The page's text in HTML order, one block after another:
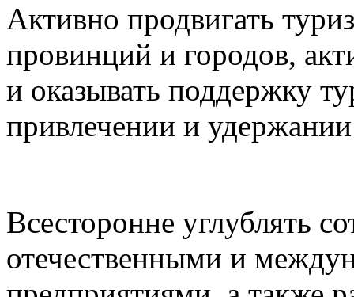
Активно продвигать
провинций и городов,
и оказывать поддержку
привлечении и
Всесторонне углублять
отечественными и